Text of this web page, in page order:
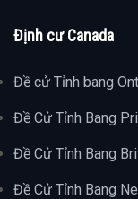
Định cư Canada
Đề cử Tỉnh bang
Đề Cử Tỉnh Bang
Đề Cử Tỉnh Bang
Đề Cử Tỉnh Bang